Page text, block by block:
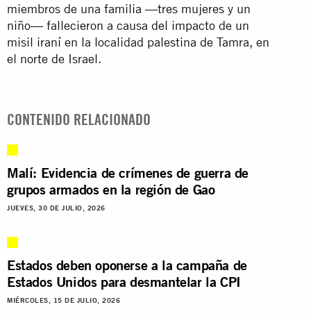
miembros de una familia —tres mujeres y un
niño— fallecieron a causa del impacto de un
misil iraní en la localidad palestina de Tamra, en
el norte de Israel.
CONTENIDO RELACIONADO
Malí: Evidencia de crímenes de guerra de
grupos armados en la región de Gao
JUEVES, 30 DE JULIO, 2026
Estados deben oponerse a la campaña de
Estados Unidos para desmantelar la CPI
MIÉRCOLES, 15 DE JULIO, 2026